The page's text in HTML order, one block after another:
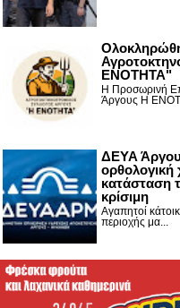
ΕΝΟΤΗΤΑ"
Η Προσωρινή
Άργους Η
ΔΕΥΑ
κατάσταση
κρίσιμη
Αγαπητοί
περιοχής μα...